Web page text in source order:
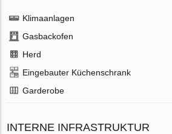
Klimaanlagen
Gasbackofen
Herd
Eingebauter Küchenschrank
Garderobe
INTERNE INFRASTRUKTUR